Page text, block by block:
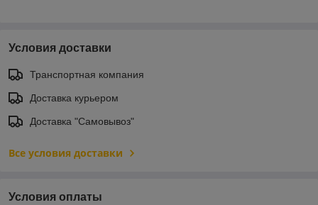
Условия доставки
Транспортная компания
Доставка курьером
Доставка "Самовывоз"
Все условия доставки
Условия оплаты